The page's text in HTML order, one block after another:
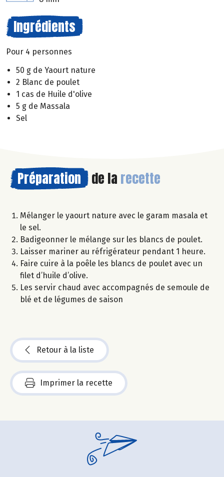
Ingrédients
Pour 4 personnes
50 g de Yaourt nature
2 Blanc de poulet
1 cas de Huile d'olive
5 g de Massala
Sel
Préparation de la recette
Mélanger le yaourt nature avec le garam masala et
le sel.
Badigeonner le mélange sur les blancs de poulet.
Laisser mariner au réfrigérateur pendant 1 heure.
Faire cuire à la poêle les blancs de poulet avec un
filet d’huile d’olive.
Les servir chaud avec accompagnés de semoule de
blé et de légumes de saison
Retour à la liste
Imprimer la recette